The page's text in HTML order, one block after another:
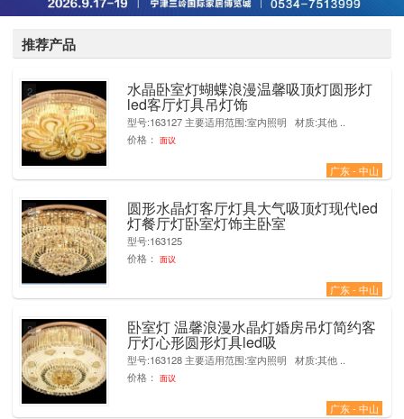
推荐产品
水晶卧室灯蝴蝶浪漫温馨吸顶灯圆形灯
led客厅灯具吊灯饰
型号:163127 主要适用范围:室内照明 材质:其他 ..
价格：
面议
广东 - 中山
2
圆形水晶灯客厅灯具大气吸顶灯现代led
灯餐厅灯卧室灯饰主卧室
型号:163125
价格：
面议
广东 - 中山
2
卧室灯 温馨浪漫水晶灯婚房吊灯简约客
厅灯心形圆形灯具led吸
型号:163128 主要适用范围:室内照明 材质:其他 ..
价格：
面议
广东 - 中山
2